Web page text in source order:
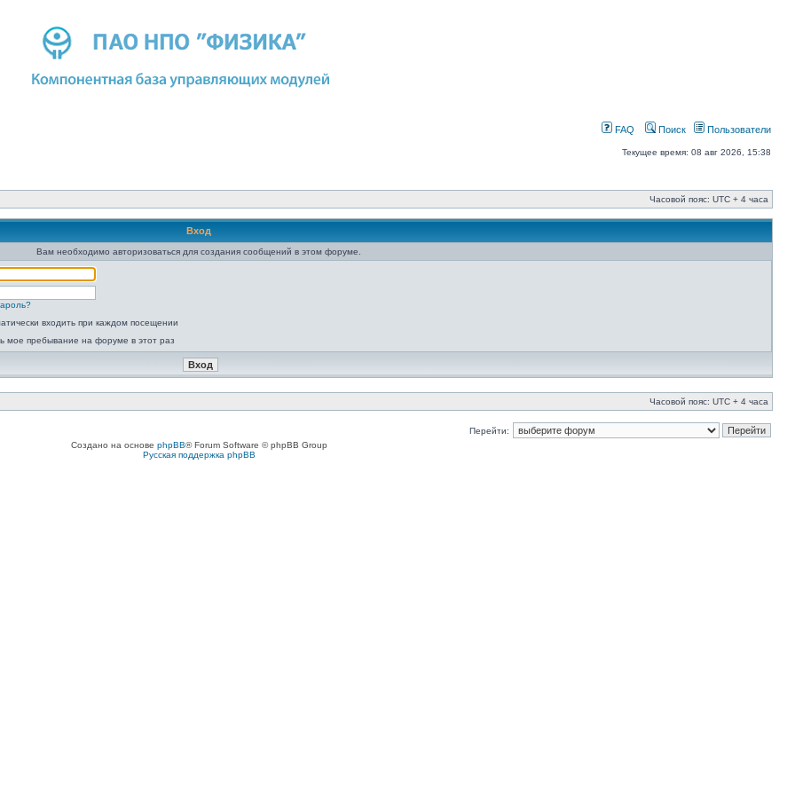
FAQ Поиск Пользователи
Текущее время: 08 авг 2026, 15:38
Часовой пояс: UTC + 4 часа
Вход
Вам необходимо авторизоваться для создания сообщений в этом форуме.
входить при каждом посещении
мое пребывание на форуме в этот раз
Часовой пояс: UTC + 4 часа
Перейти:
Создано на основе phpBB® Forum Software © phpBB Group
Русская поддержка phpBB